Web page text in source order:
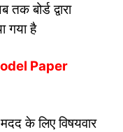
बोर्ड द्वारा
गया है
Paper
मदद के लिए विषयवार